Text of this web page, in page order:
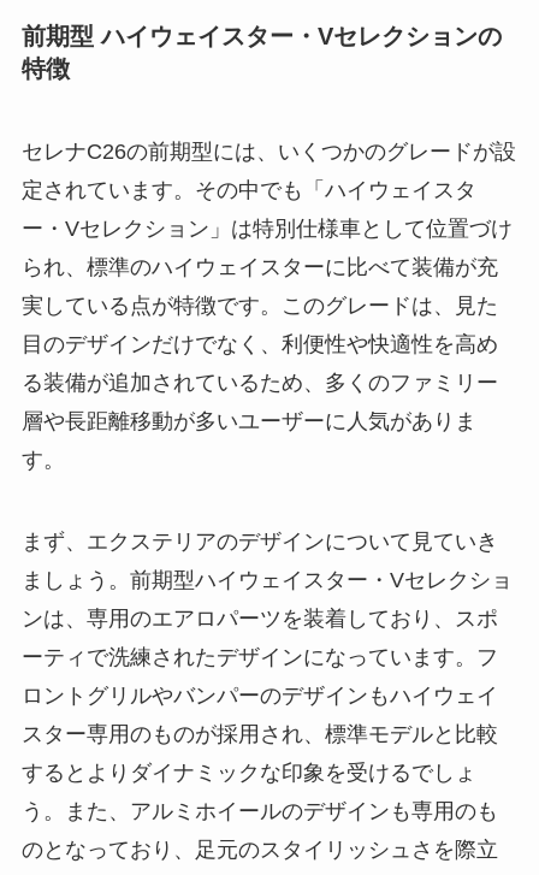
前期型 ハイウェイスター・Vセレクションの
特徴
セレナC26の前期型には、いくつかのグレードが設
定されています。その中でも「ハイウェイスタ
ー・Vセレクション」は特別仕様車として位置づけ
られ、標準のハイウェイスターに比べて装備が充
実している点が特徴です。このグレードは、見た
目のデザインだけでなく、利便性や快適性を高め
る装備が追加されているため、多くのファミリー
層や長距離移動が多いユーザーに人気がありま
す。
まず、エクステリアのデザインについて見ていき
ましょう。前期型ハイウェイスター・Vセレクショ
ンは、専用のエアロパーツを装着しており、スポ
ーティで洗練されたデザインになっています。フ
ロントグリルやバンパーのデザインもハイウェイ
スター専用のものが採用され、標準モデルと比較
するとよりダイナミックな印象を受けるでしょ
う。また、アルミホイールのデザインも専用のも
のとなっており、足元のスタイリッシュさを際立